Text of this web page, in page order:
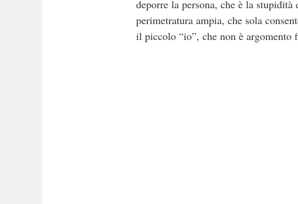
deporre la persona, che è la
perimetratura ampia, che sola
il piccolo “io”, che non è argomento